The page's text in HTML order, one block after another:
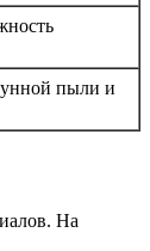
пыли и
На